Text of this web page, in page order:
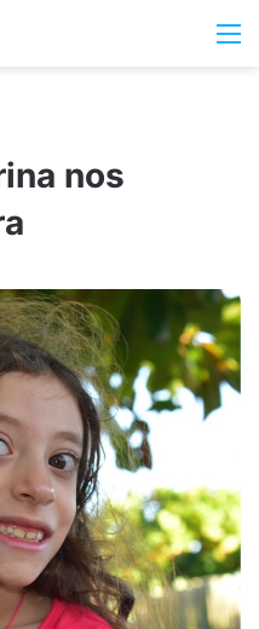
Switch
nos